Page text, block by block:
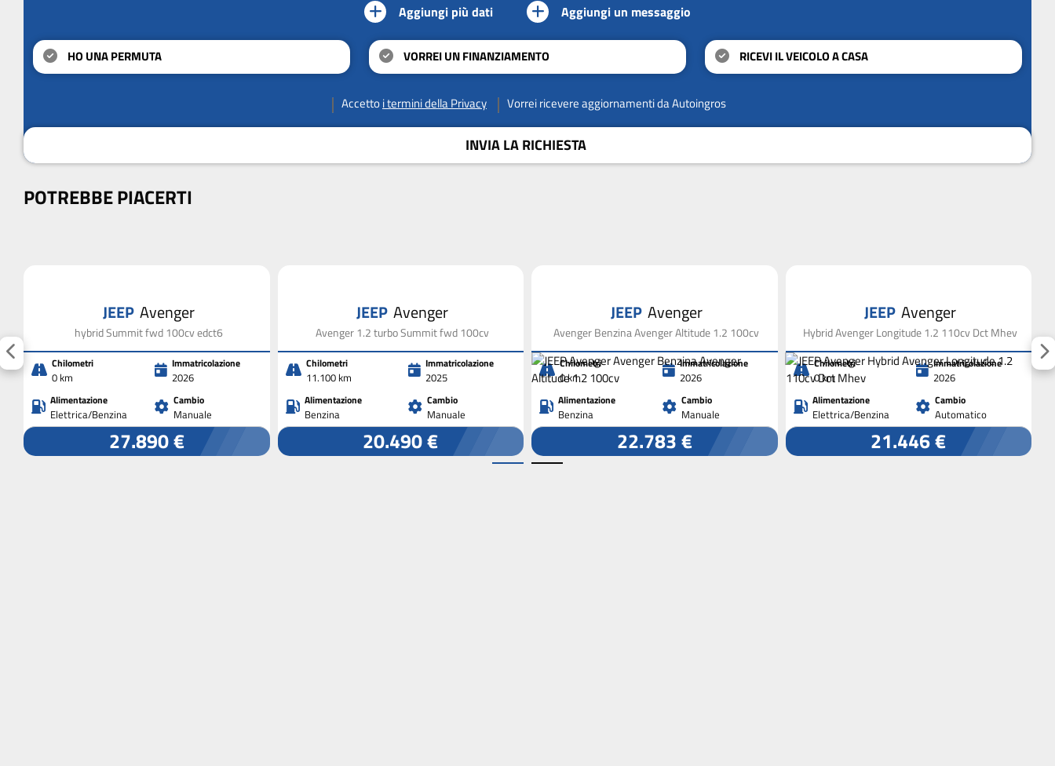
Aggiungi più dati Aggiungi un messaggio
HO UNA PERMUTA VORREI UN FINANZIAMENTO RICEVI IL VEICOLO A CASA
Accettoi termini della Privacy Vorrei ricevere aggiornamenti da Autoingros
INVIA LA RICHIESTA
POTREBBE PIACERTI
JEEP Avenger
hybrid Summit fwd 100cv edct6
Chilometri
0 km
Immatricolazione
2026
Alimentazione
Elettrica/Benzina
Cambio
Manuale
27.890 €
JEEP Avenger
Avenger 1.2 turbo Summit fwd 100cv
Chilometri
11.100 km
Immatricolazione
2025
Alimentazione
Benzina
Cambio
Manuale
20.490 €
JEEP Avenger
Avenger Benzina Avenger Altitude 1.2 100cv
Chilometri
0 km
Immatricolazione
2026
Alimentazione
Benzina
Cambio
Manuale
22.783 €
JEEP Avenger
Hybrid Avenger Longitude 1.2 110cv Dct Mhev
Chilometri
0 km
Immatricolazione
2026
Alimentazione
Elettrica/Benzina
Cambio
Automatico
21.446 €